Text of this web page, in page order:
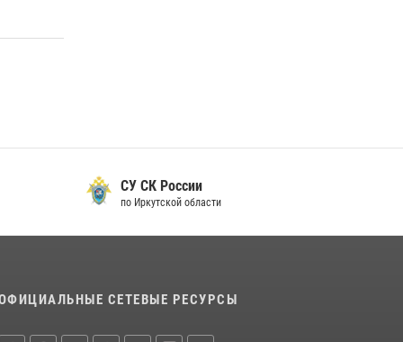
СУ СК России
по Иркутской области
СЕТЕВЫЕ РЕСУРСЫ